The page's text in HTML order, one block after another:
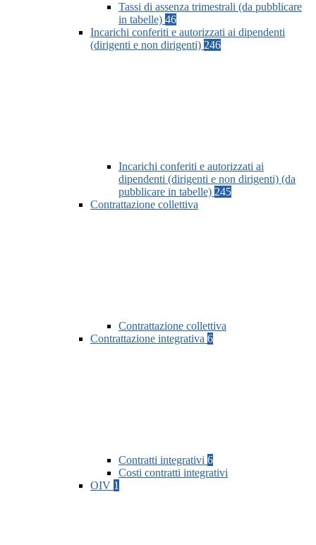
Tassi di assenza trimestrali (da pubblicare
in tabelle) 46
Incarichi conferiti e autorizzati ai dipendenti
(dirigenti e non dirigenti) 246
Incarichi conferiti e autorizzati ai
dipendenti (dirigenti e non dirigenti) (da
pubblicare in tabelle) 245
Contrattazione collettiva
Contrattazione collettiva
Contrattazione integrativa 6
Contratti integrativi 6
Costi contratti integrativi
OIV 1